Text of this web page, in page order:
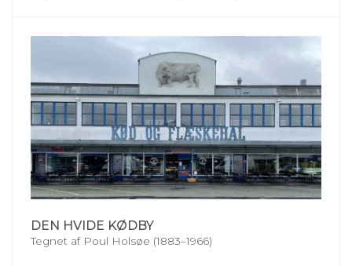
DEN HVIDE KØDBY
Tegnet af Poul Holsøe (1883–1966)